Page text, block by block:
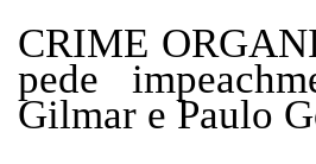
CRIME
pede
Gilmar e Paulo